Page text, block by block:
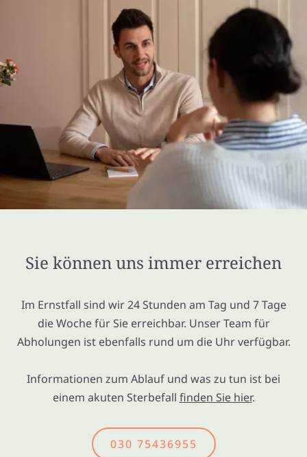
Sie können uns immer erreichen
Im Ernstfall sind wir 24 Stunden am Tag und 7 Tage
die Woche für Sie erreichbar. Unser Team für
Abholungen ist ebenfalls rund um die Uhr verfügbar.
Informationen zum Ablauf und was zu tun ist bei
einem akuten Sterbefall finden Sie hier.
030 75436955